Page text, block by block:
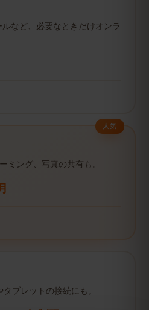
など、必要なときだけオンラ
人気
ミング、写真の共有も。
ブレットの接続にも。